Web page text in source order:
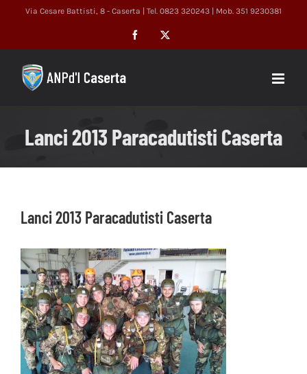
Via Cesare Battisti, 8 - Caserta | Tel. 0823 320243 | Mob. 351 9230381
Facebook
Lanci 2013 Paracadutisti Caserta
Lanci 2013 Paracadutisti Caserta